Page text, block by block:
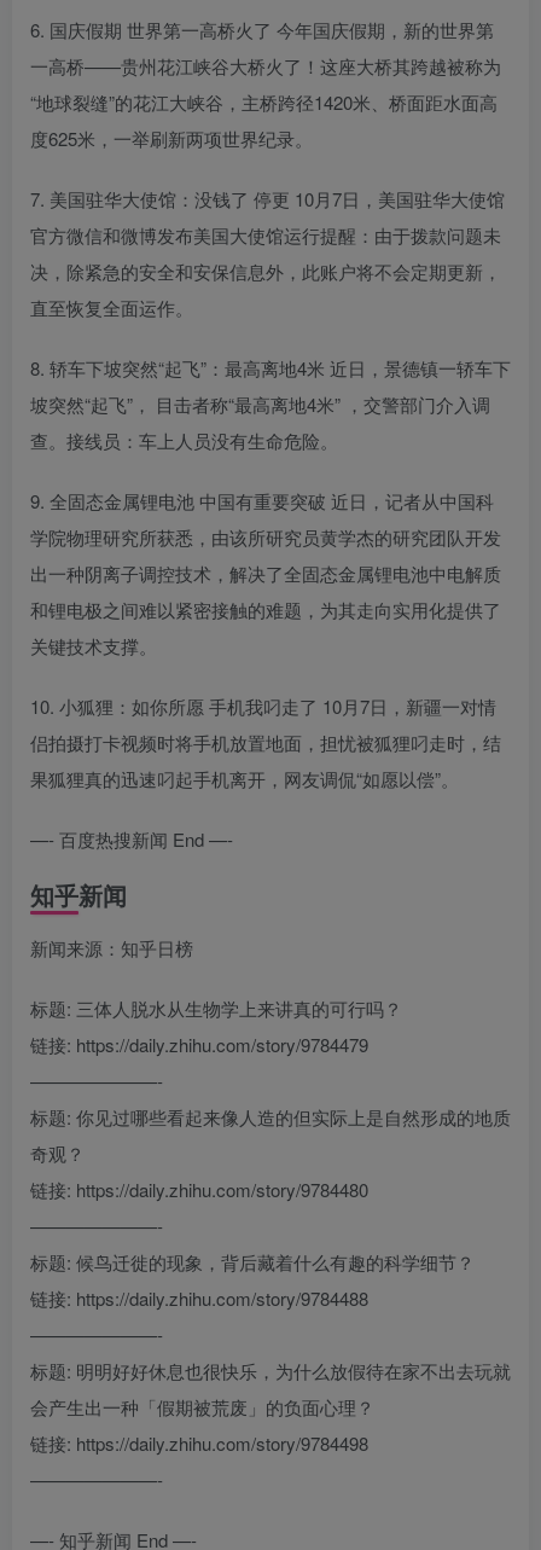
6. 国庆假期 世界第一高桥火了 今年国庆假期，新的世界第
一高桥——贵州花江峡谷大桥火了！这座大桥其跨越被称为
“地球裂缝”的花江大峡谷，主桥跨径1420米、桥面距水面高
度625米，一举刷新两项世界纪录。
7. 美国驻华大使馆：没钱了 停更 10月7日，美国驻华大使馆
官方微信和微博发布美国大使馆运行提醒：由于拨款问题未
决，除紧急的安全和安保信息外，此账户将不会定期更新，
直至恢复全面运作。
8. 轿车下坡突然“起飞”：最高离地4米 近日，景德镇一轿车下
坡突然“起飞”， 目击者称“最高离地4米” ，交警部门介入调
查。接线员：车上人员没有生命危险。
9. 全固态金属锂电池 中国有重要突破 近日，记者从中国科
学院物理研究所获悉，由该所研究员黄学杰的研究团队开发
出一种阴离子调控技术，解决了全固态金属锂电池中电解质
和锂电极之间难以紧密接触的难题，为其走向实用化提供了
关键技术支撑。
10. 小狐狸：如你所愿 手机我叼走了 10月7日，新疆一对情
侣拍摄打卡视频时将手机放置地面，担忧被狐狸叼走时，结
果狐狸真的迅速叼起手机离开，网友调侃“如愿以偿”。
—- 百度热搜新闻 End —-
知乎新闻
新闻来源：知乎日榜
标题: 三体人脱水从生物学上来讲真的可行吗？
链接: https://daily.zhihu.com/story/9784479
———————-
标题: 你见过哪些看起来像人造的但实际上是自然形成的地质
奇观？
链接: https://daily.zhihu.com/story/9784480
———————-
标题: 候鸟迁徙的现象，背后藏着什么有趣的科学细节？
链接: https://daily.zhihu.com/story/9784488
———————-
标题: 明明好好休息也很快乐，为什么放假待在家不出去玩就
会产生出一种「假期被荒废」的负面心理？
链接: https://daily.zhihu.com/story/9784498
———————-
—- 知乎新闻 End —-